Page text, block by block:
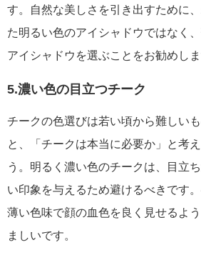
す。自然な美しさを引き出すために
た明るい色のアイシャドウではなく
アイシャドウを選ぶことをお勧めしま
5.濃い色の目立つチーク
チークの色選びは若い頃から難しい
と、「チークは本当に必要か」と考
う。明るく濃い色のチークは、目立
い印象を与えるため避けるべきです
薄い色味で顔の血色を良く見せるよ
ましいです。